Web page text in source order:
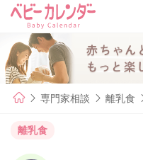
専門家相談 離乳食
離乳食